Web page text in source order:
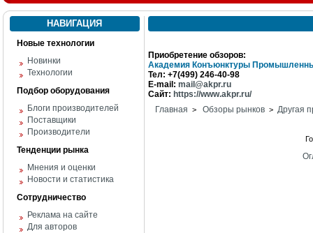
НАВИГАЦИЯ
Новые технологии
Новинки
Технологии
Подбор оборудования
Блоги производителей
Поставщики
Производители
Тенденции рынка
Мнения и оценки
Новости и статистика
Сотрудничество
Реклама на сайте
Для авторов
Приобретение обзоров:
Академия Конъюнктуры
Тел: +7(499) 246-40-98
E-mail: mail@akpr.ru
Сайт: https://www.akpr.ru/
Главная > Обзоры рынков > Другая